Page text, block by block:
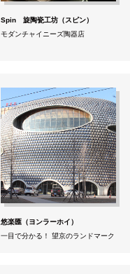
Spin 旋陶瓷工坊（スピン）
モダンチャイニーズ陶器店
悠楽匯（ヨンラーホイ）
一目で分かる！ 望京のランドマーク